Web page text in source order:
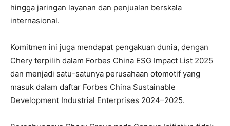
hingga jaringan layanan dan penjualan berskala
internasional.
Komitmen ini juga mendapat pengakuan dunia, dengan
Chery terpilih dalam Forbes China ESG Impact List 2025
dan menjadi satu-satunya perusahaan otomotif yang
masuk dalam daftar Forbes China Sustainable
Development Industrial Enterprises 2024–2025.